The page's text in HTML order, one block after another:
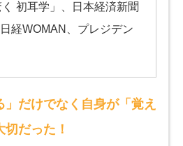
初耳学」、日本経済新聞
経WOMAN、プレジデン
」だけでなく自身が「覚え
だった！